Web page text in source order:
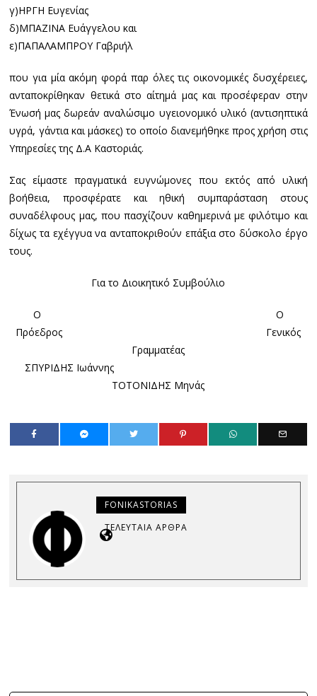
γ)ΗΡΓΗ Ευγενίας
δ)ΜΠΑΖΙΝΑ Ευάγγελου και
ε)ΠΑΠΑΛΑΜΠΡΟΥ Γαβριήλ
που για μία ακόμη φορά παρ όλες τις οικονομικές δυσχέρειες,
ανταποκρίθηκαν θετικά στο αίτημά μας και προσέφεραν στην
Ένωσή μας δωρεάν αναλώσιμο υγειονομικό υλικό (αντισηπτικά
υγρά, γάντια και μάσκες) το οποίο διανεμήθηκε προς χρήση στις
Υπηρεσίες της Δ.Α Καστοριάς.
Σας είμαστε πραγματικά ευγνώμονες που εκτός από υλική
βοήθεια, προσφέρατε και ηθική συμπαράσταση στους
συναδέλφους μας, που πασχίζουν καθημερινά με φιλότιμο και
δίχως τα εχέγγυα να ανταποκριθούν επάξια στο δύσκολο έργο
τους.
Για το Διοικητικό Συμβούλιο
Ο Ο
Πρόεδρος Γενικός
Γραμματέας
ΣΠΥΡΙΔΗΣ Ιωάννης
ΤΟΤΟΝΙΔΗΣ Μηνάς
FONIKASTORIAS
ΤΕΛΕΥΤΑΊΑ ΆΡΘΡΑ